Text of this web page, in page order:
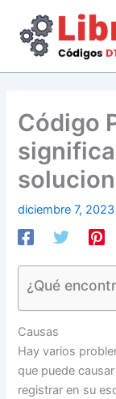
contenido
Código
diciembre 7, 2023
¿Qué
Causas
Hay varios
que puede
registrar en su